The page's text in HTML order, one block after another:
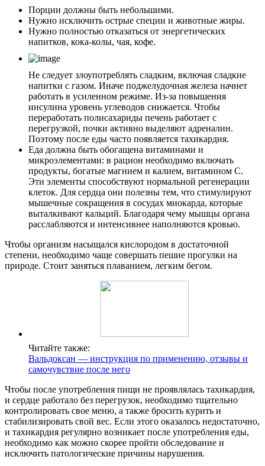
Порции должны быть небольшими.
Нужно исключить острые специи и животные жиры.
Нужно полностью отказаться от энергетических
напитков, кока-колы, чая, кофе.
Не следует злоупотреблять сладким, включая сладкие
напитки с газом. Иначе поджелудочная железа начнет
работать в усиленном режиме. Из-за повышения
инсулина уровень углеводов снижается. Чтобы
переработать полисахариды печень работает с
перегрузкой, почки активно выделяют адреналин.
Поэтому после еды часто появляется тахикардия.
Еда должна быть обогащена витаминами и
микроэлементами: в рацион необходимо включать
продукты, богатые магнием и калием, витамином С.
Эти элементы способствуют нормальной регенерации
клеток. Для сердца они полезны тем, что стимулируют
мышечные сокращения в сосудах миокарда, которые
выталкивают кальций. Благодаря чему мышцы органа
расслабляются и интенсивнее наполняются кровью.
Чтобы организм насыщался кислородом в достаточной
степени, необходимо чаще совершать пешие прогулки на
природе. Стоит заняться плаванием, легким бегом.
Читайте также:
Вальдоксан — инструкция по применению, отзывы и
самочувствие после него
Чтобы после употребления пищи не проявлялась тахикардия,
и сердце работало без перегрузок, необходимо тщательно
контролировать свое меню, а также бросить курить и
стабилизировать свой вес. Если этого оказалось недостаточно,
и тахикардия регулярно возникает после употребления еды,
необходимо как можно скорее пройти обследование и
исключить патологические причины нарушения.